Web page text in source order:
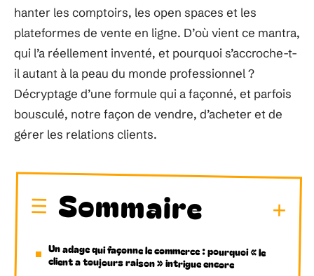
hanter les comptoirs, les open spaces et les
plateformes de vente en ligne. D’où vient ce mantra,
qui l’a réellement inventé, et pourquoi s’accroche-t-
il autant à la peau du monde professionnel ?
Décryptage d’une formule qui a façonné, et parfois
bousculé, notre façon de vendre, d’acheter et de
gérer les relations clients.
Sommaire
Un adage qui façonne le commerce : pourquoi « le
client a toujours raison » intrigue encore